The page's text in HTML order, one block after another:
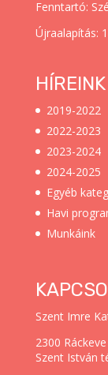
Fenntartó:
Újraalapítás:
HÍREINK
2019-2022
2022-2023
2023-2024
2024-2025
Egyéb
Havi
Munkáink
Szent Imre
2300 Ráckeve
Szent István